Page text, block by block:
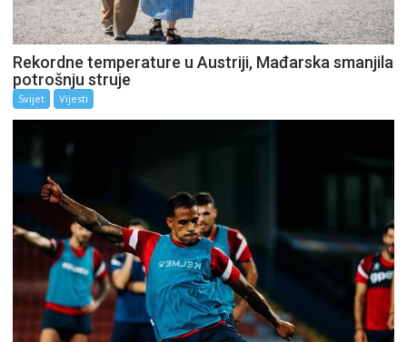
Rekordne temperature u Austriji, Mađarska smanjila
potrošnju struje
Svijet Vijesti